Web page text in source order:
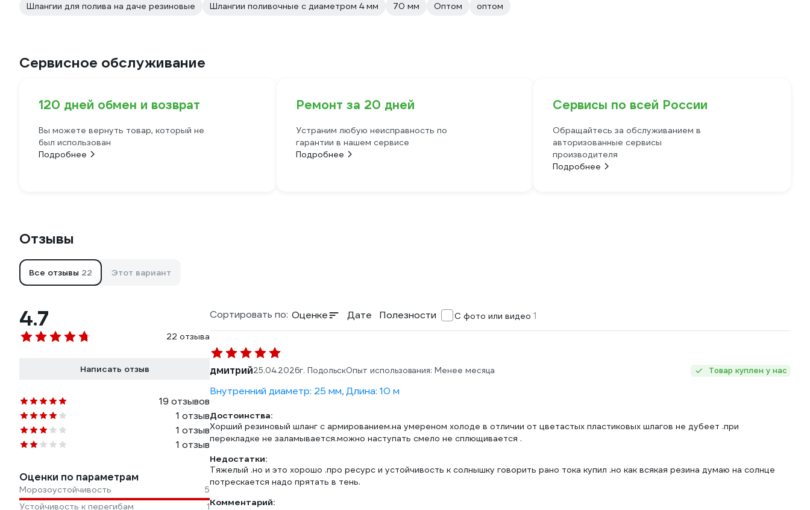
Шлангии для полива на даче резиновые
Шлангии поливочные с диаметром 4 мм 70 мм Оптом оптом
Сервисное обслуживание
120 дней обмен и возврат
Вы можете вернуть товар, который не
был использован
Подробнее
Ремонт за 20 дней
Устраним любую неисправность по
гарантии в нашем сервисе
Подробнее
Сервисы по всей России
Обращайтесь за обслуживанием в
авторизованные сервисы
производителя
Подробнее
Отзывы
Все отзывы 22 Этот вариант
4.7
22 отзыва
Написать отзыв
19 отзывов
1 отзыв
1 отзыв
1 отзыв
Оценки по параметрам
Морозоустойчивость
5
Устойчивость к перегибам
1
Сортировать по: Оценке Дате Полезности С фото или видео 1
дмитрий25.04.2026г. ПодольскОпыт использования: Менее месяца Товар куплен у нас
Внутренний диаметр: 25 мм, Длина: 10 м
Достоинства:
Хорший резиновый шланг с армированием.на умереном холоде в отличии от цветастых пластиковых шлагов не дубеет .при
перекладке не заламывается.можно наступать смело не сплющивается .
Недостатки:
Тяжелый .но и это хорошо .про ресурс и устойчивость к солнышку говорить рано тока купил .но как всякая резина думаю на солнце
потрескается надо прятать в тень.
Комментарий: